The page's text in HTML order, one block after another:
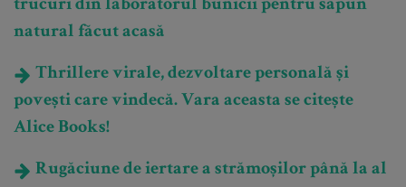
trucuri din laboratorul bunicii pentru săpun
natural făcut acasă
Thrillere virale, dezvoltare personală și
povești care vindecă. Vara aceasta se citește
Alice Books!
Rugăciune de iertare a strămoșilor până la al